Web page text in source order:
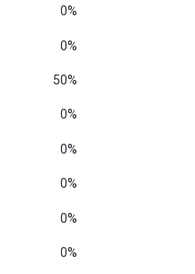
0%
0%
50%
0%
0%
0%
0%
0%